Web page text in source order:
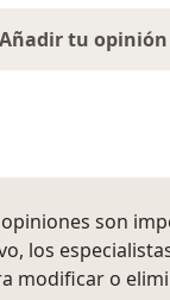
Añadir tu opinión
opiniones son
los
modificar o